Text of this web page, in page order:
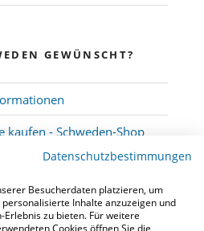
GEWÜNSCHT?
kaufen - Schweden-Shop
Datenschutzbestimmungen
Besucherdaten platzieren, um
Inhalte anzuzeigen und
zu bieten. Für weitere
Cookies öffnen Sie die